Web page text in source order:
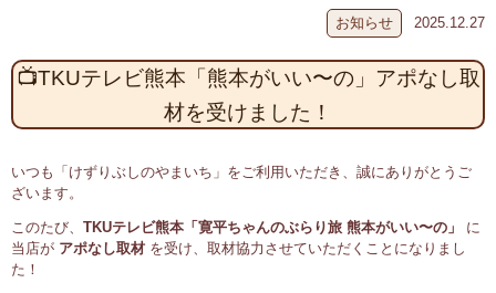
お知らせ 2025.12.27
📺TKUテレビ熊本「熊本がいい〜の」アポなし取
材を受けました！
いつも「けずりぶしのやまいち」をご利用いただき、誠にありがとうご
ざいます。
このたび、 TKUテレビ熊本「寛平ちゃんのぶらり旅 熊本がいい〜の」
に
当店が アポなし取材 を受け、取材協力させていただくことになりまし
た！